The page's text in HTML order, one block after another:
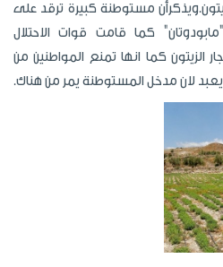
مستوطنة كبيرة ترقد على
كما قامت قوات الاحتلال
الزيتون كما انها تمنع المواطنين من
يعبد لان مدخل المستوطنة يمر من هناك.